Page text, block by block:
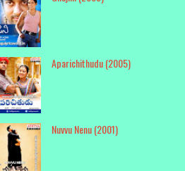
Aparichithudu (2005)
Nuvvu Nenu (2001)